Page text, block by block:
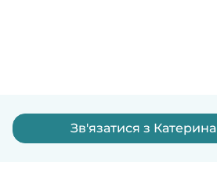
Зв'язатися з Катерина